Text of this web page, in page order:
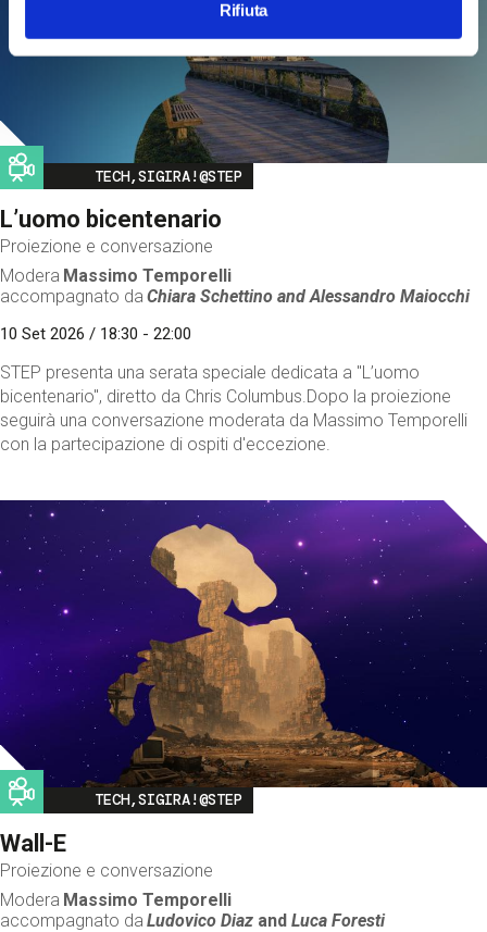
Rifiuta
Image
TECH,SIGIRA!@STEP
L’uomo bicentenario
Proiezione e conversazione
Modera Massimo Temporelli
accompagnato da Chiara Schettino andAlessandro Maiocchi
10 Set 2026 / 18:30 - 22:00
STEP presenta una serata speciale dedicata a "L’uomo
bicentenario", diretto da Chris Columbus.Dopo la proiezione
seguirà una conversazione moderata da Massimo Temporelli
con la partecipazione di ospiti d'eccezione.
Image
TECH,SIGIRA!@STEP
Wall-E
Proiezione e conversazione
Modera Massimo Temporelli
accompagnato da Ludovico Diaz andLuca Foresti